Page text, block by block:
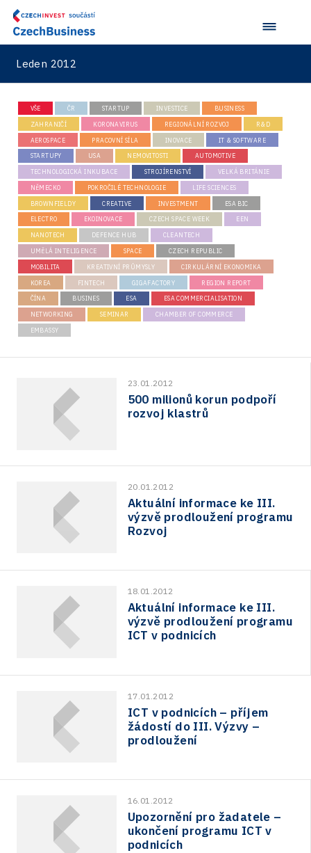
Leden 2012
VŠE ČR STARTUP INVESTICE BUSINESS
ZAHRANIČÍ KORONAVIRUS REGIONÁLNÍ ROZVOJ R&D
AEROSPACE PRACOVNÍ SÍLA INOVACE IT & SOFTWARE
STARTUPY USA NEMOVITOSTI AUTOMOTIVE
TECHNOLOGICKÁ INKUBACE STROJÍRENSTVÍ VELKÁ BRITÁNIE
NĚMECKO POKROČILÉ TECHNOLOGIE LIFE SCIENCES
BROWNFIELDY CREATIVE INVESTMENT ESA BIC
ELECTRO EKOINOVACE CZECH SPACE WEEK EEN
NANOTECH DEFENCE HUB CLEANTECH
UMĚLÁ INTELIGENCE SPACE CZECH REPUBLIC
MOBILITA KREATIVNÍ PRŮMYSLY CIRKULÁRNÍ EKONOMIKA
KOREA FINTECH GIGAFACTORY REGION REPORT
ČÍNA BUSINES ESA ESA COMMERCIALISATION
NETWORKING SEMINAR CHAMBER OF COMMERCE
EMBASSY
23.01.2012
500 milionů korun podpoří
rozvoj klastrů
20.01.2012
Aktuální informace ke III.
výzvě prodloužení programu
Rozvoj
18.01.2012
Aktuální informace ke III.
výzvě prodloužení programu
ICT v podnicích
17.01.2012
ICT v podnicích – příjem
žádostí do III. Výzvy –
prodloužení
16.01.2012
Upozornění pro žadatele –
ukončení programu ICT v
podnicích